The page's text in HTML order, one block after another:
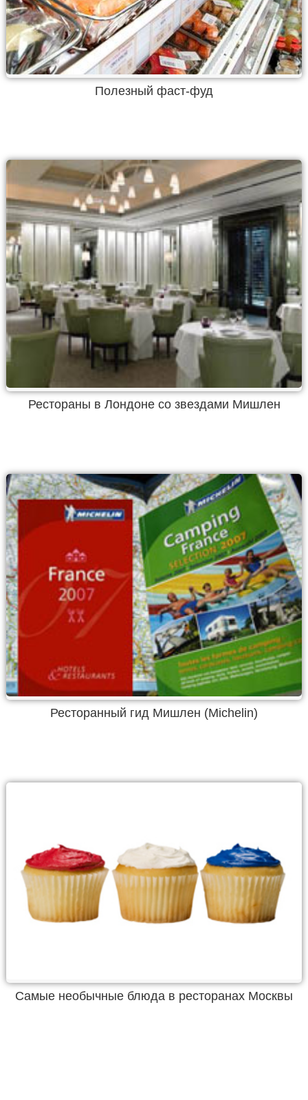
Полезный фаст-фуд
Рестораны в Лондоне со звездами Мишлен
Ресторанный гид Мишлен (Michelin)
Самые необычные блюда в ресторанах Москвы